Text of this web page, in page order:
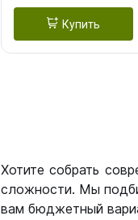
Купить
Хотите собрать
сложности. Мы
вам бюджетный